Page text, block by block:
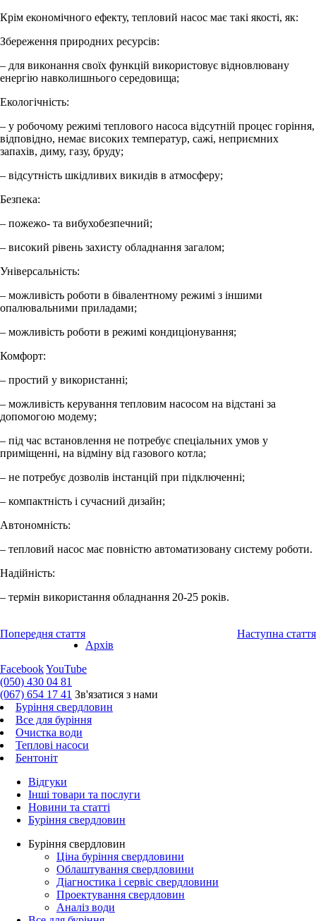
Крім економічного ефекту, тепловий насос має такі якості, як:
Збереження природних ресурсів:
– для виконання своїх функцій використовує відновлювану
енергію навколишнього середовища;
Екологічність:
– у робочому режимі теплового насоса відсутній процес горіння,
відповідно, немає високих температур, сажі, неприємних
запахів, диму, газу, бруду;
– відсутність шкідливих викидів в атмосферу;
Безпека:
– пожежо- та вибухобезпечний;
– високий рівень захисту обладнання загалом;
Універсальність:
– можливість роботи в бівалентному режимі з іншими
опалювальними приладами;
– можливість роботи в режимі кондиціонування;
Комфорт:
– простий у використанні;
– можливість керування тепловим насосом на відстані за
допомогою модему;
– під час встановлення не потребує спеціальних умов у
приміщенні, на відміну від газового котла;
– не потребує дозволів інстанцій при підключенні;
– компактність і сучасний дизайн;
Автономність:
– тепловий насос має повністю автоматизовану систему роботи.
Надійність:
– термін використання обладнання 20-25 років.
Попередня стаття
Наступна стаття
Архів
FacebookYouTube
(050) 430 04 81
(067) 654 17 41 Зв'язатися з нами
Буріння свердловин
Все для буріння
Очистка води
Теплові насоси
Бентоніт
Відгуки
Інші товари та послуги
Новини та статті
Буріння свердловин
Буріння свердловин
Ціна буріння свердловини
Облаштування свердловини
Діагностика і сервіс свердловини
Проектування свердловин
Аналіз води